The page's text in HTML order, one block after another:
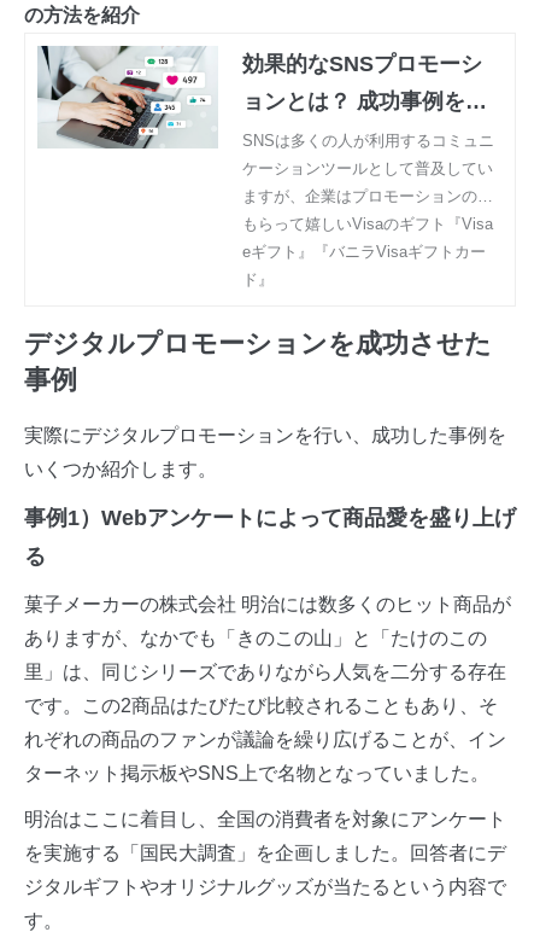
の方法を紹介
効果的なSNSプロモーシ
ョンとは？ 成功事例を交
えてその方法を紹介 | もら
って嬉しいVisaのギフト
『Visa eギフト』『バニラ
Visaギフトカード』
SNSは多くの人が利用するコミュニ
ケーションツールとして普及してい
ますが、企業はプロモーションのツ
ールとしても有効に活用できます。
SNSプロモーションの特徴や利用で
きるSNSの種類、実施時の注意点や
す。
もらって嬉しいVisaのギフト『Visa
eギフト』『バニラVisaギフトカー
ド』
デジタルプロモーションを成功させた
事例
実際にデジタルプロモーションを行い、成功した事例を
いくつか紹介します。
事例1）Webアンケートによって商品愛を盛り上げ
る
菓子メーカーの株式会社 明治には数多くのヒット商品が
ありますが、なかでも「きのこの山」と「たけのこの
里」は、同じシリーズでありながら人気を二分する存在
です。この2商品はたびたび比較されることもあり、そ
れぞれの商品のファンが議論を繰り広げることが、イン
ターネット掲示板やSNS上で名物となっていました。
明治はここに着目し、全国の消費者を対象にアンケート
を実施する「国民大調査」を企画しました。回答者にデ
ジタルギフトやオリジナルグッズが当たるという内容で
す。